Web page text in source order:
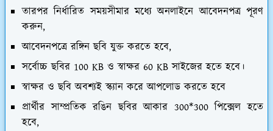
তারপর নির্ধারিত সময়সীমার মধ্যে অনলাইনে আবেদনপত্র পূরণ
করুন,
আবেদনপত্রে রঙ্গিন ছবি যুক্ত করতে হবে,
সর্বোচ্চ ছবির 100 KB ও স্বাক্ষর 60 KB সাইজের হতে হবে।
স্বাক্ষর ও ছবি অবশ্যই স্ক্যান করে আপলোড করতে হবে
প্রার্থীর সাম্প্রতিক রঙিন ছবির আকার 300*300 পিক্সেল হতে
হবে,